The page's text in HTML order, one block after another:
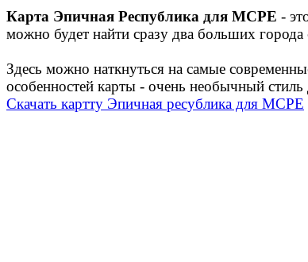
Карта Эпичная Республика для MCPE -
можно будет найти сразу два больших
Здесь можно наткнуться на самые
особенностей карты - очень необычный
Скачать картту Эпичная ресублика для MCPE